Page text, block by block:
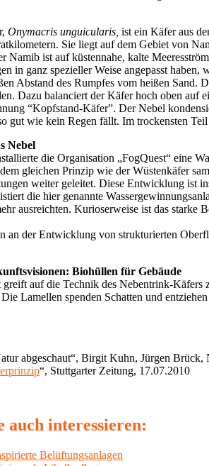
Onymacris unguicularis, ist ein Käfer aus
Sie liegt auf dem Gebiet von
Namib ist auf küstennahe, kalte
in ganz spezieller Weise angepasst
Abstand des Rumpfes vom heißen
Dazu balanciert der Käfer hoch oben
“Kopfstand-Käfer”. Der Nebel
gut wie kein Regen fällt. Im trockensten
Nebel
die Organisation „FogQuest“ eine
gleichen Prinzip wie der Wüstenkäfer
weiter geleitet. Diese Entwicklung ist
die hier genannte
ausreichten. Kurioserweise ist das
an der Entwicklung von strukturierten
Biohüllen für Gebäude
auf die Technik des Nebentrink-Käfers
Lamellen spenden Schatten und
abgeschaut“, Birgit Kuhn, Jürgen
“, Stuttgarter Zeitung, 17.07.2010
auch interessieren:
Belüftungsanlagen